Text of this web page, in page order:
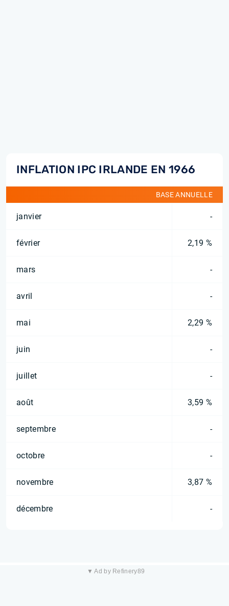
INFLATION IPC IRLANDE EN 1966
BASE ANNUELLE
janvier -
février 2,19 %
mars -
avril -
mai 2,29 %
juin -
juillet -
août 3,59 %
septembre -
octobre -
novembre 3,87 %
décembre -
▼ Ad by Refinery89